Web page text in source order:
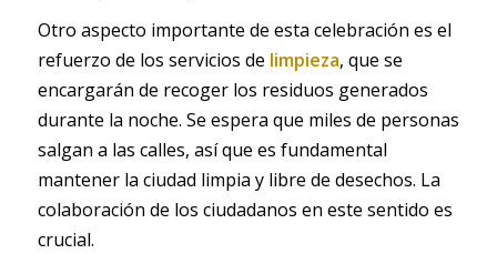
Otro aspecto importante de esta celebración es el
refuerzo de los servicios de limpieza, que se
encargarán de recoger los residuos generados
durante la noche. Se espera que miles de personas
salgan a las calles, así que es fundamental
mantener la ciudad limpia y libre de desechos. La
colaboración de los ciudadanos en este sentido es
crucial.